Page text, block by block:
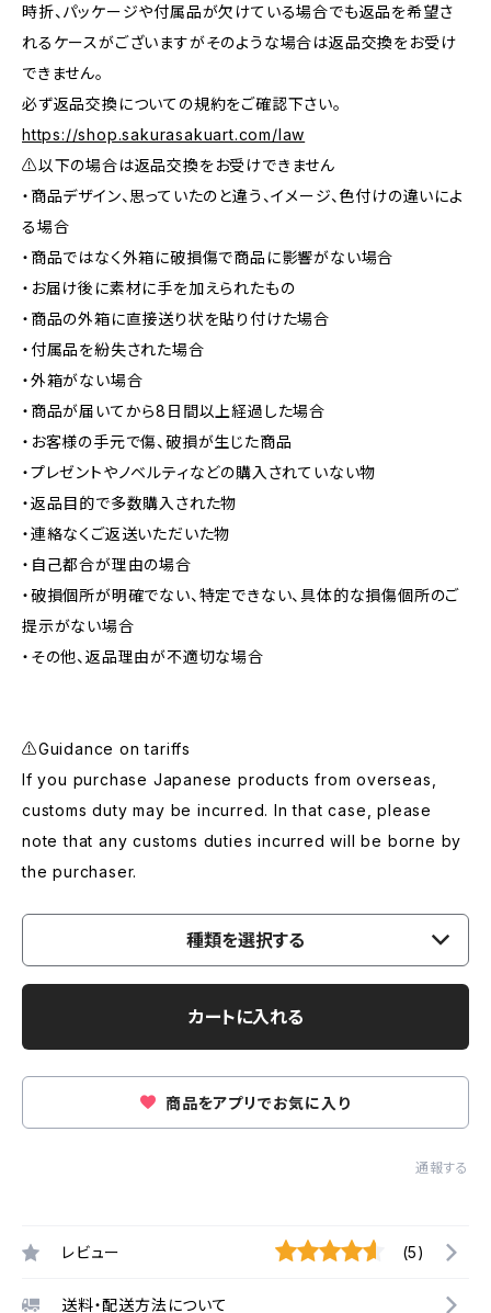
時折、パッケージや付属品が欠けている場合でも返品を希望さ
れるケースがございますがそのような場合は返品交換をお受け
できません。
必ず返品交換についての規約をご確認下さい。
https://shop.sakurasakuart.com/law
⚠️以下の場合は返品交換をお受けできません
・商品デザイン、思っていたのと違う、イメージ、色付けの違いによ
る場合
・商品ではなく外箱に破損傷で商品に影響がない場合
・お届け後に素材に手を加えられたもの
・商品の外箱に直接送り状を貼り付けた場合
・付属品を紛失された場合
・外箱がない場合
・商品が届いてから8日間以上経過した場合
・お客様の手元で傷、破損が生じた商品
・プレゼントやノベルティなどの購入されていない物
・返品目的で多数購入された物
・連絡なくご返送いただいた物
・自己都合が理由の場合
・破損個所が明確でない、特定できない、具体的な損傷個所のご
提示がない場合
・その他、返品理由が不適切な場合
⚠️Guidance on tariffs
If you purchase Japanese products from overseas,
customs duty may be incurred. In that case, please
note that any customs duties incurred will be borne by
the purchaser.
種類を選択する
カートに入れる
商品をアプリでお気に入り
通報する
レビュー (5)
送料・配送方法について